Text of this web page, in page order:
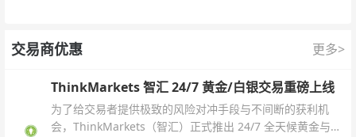
交易商优惠 更多>
ThinkMarkets 智汇 24/7 黄金/白银交易重磅上线
为了给交易者提供极致的风险对冲手段与不间断的获利机
会，ThinkMarkets（智汇）正式推出 24/7 全天候黄金与白